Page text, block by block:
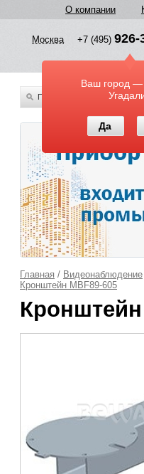
О компании
Москва +7 (495) 926-
Ваш город —
Да
По всему каталогу
Главная / Видеонаблюдение
Кронштейн MBF89-605
Кронштейн